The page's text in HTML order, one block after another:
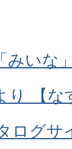
みいな
り 【な
ログサ